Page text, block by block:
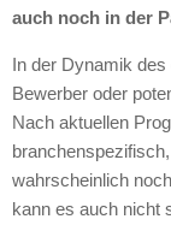
auch noch in der
In der Dynamik
Bewerber oder
Nach aktuellen
wahrscheinlich
kann es auch nicht